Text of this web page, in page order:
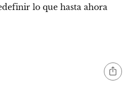
lo que hasta ahora